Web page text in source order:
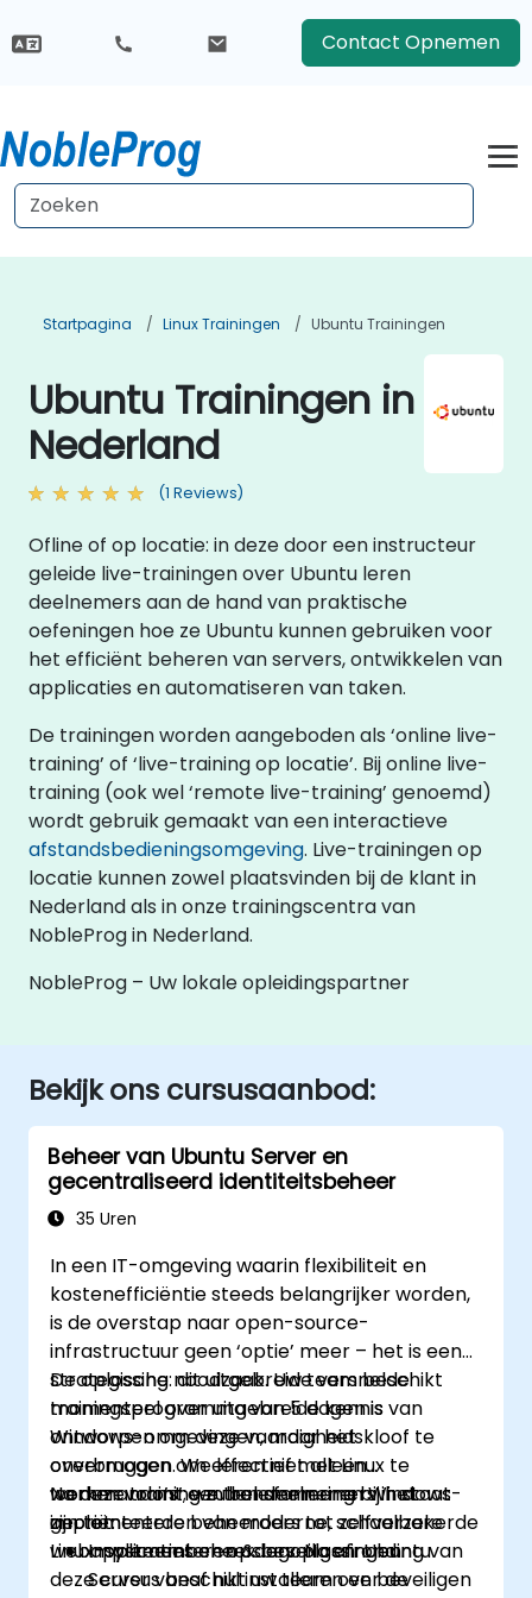
Contact Opnemen
Startpagina Linux Trainingen Ubuntu Trainingen
Ubuntu Trainingen in
Nederland
(1 Reviews)
Ofline of op locatie: in deze door een instructeur
geleide live-trainingen over Ubuntu leren
deelnemers aan de hand van praktische
oefeningen hoe ze Ubuntu kunnen gebruiken voor
het efficiënt beheren van servers, ontwikkelen van
applicaties en automatiseren van taken.
De trainingen worden aangeboden als ‘online live-
training’ of ‘live-training op locatie’. Bij online live-
training (ook wel ‘remote live-training’ genoemd)
wordt gebruik gemaakt van een interactieve
afstandsbedieningsomgeving. Live-trainingen op
locatie kunnen zowel plaatsvinden bij de klant in
Nederland als in onze trainingscentra van
NobleProg in Nederland.
NobleProg – Uw lokale opleidingspartner
Bekijk ons cursusaanbod:
Beheer van Ubuntu Server en
gecentraliseerd identiteitsbeheer
35 Uren
In een IT-omgeving waarin flexibiliteit en
kostenefficiëntie steeds belangrijker worden,
is de overstap naar open-source-
infrastructuur geen ‘optie’ meer – het is een
strategische noodzaak. Uw team beschikt
momenteel over uitgebreide kennis van
Windows-omgevingen, maar het
onvermogen om effectief met Linux te
werken vormt een belemmering bij het
implementeren van moderne, schaalbare
webapplicaties en opslagoplossingen.
De oplossing: dit uitgebreide versnelde
trainingsprogramma van 5 dagen is
ontworpen om deze vaardigheidskloof te
overbruggen. We leren niet alleen
‘commando’s’; we transformeren Windows-
georiënteerde beheerders tot zelfverzekerde
Linux-systeembeheerders. Na afronding van
deze cursus beschikt uw team over de
Na deze training zullen deelnemers in staat
zijn tot:
Implementeren & beveiligen: Ubuntu
Server vanaf nul installeren en beveiligen